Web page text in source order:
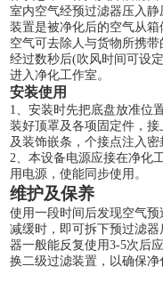
室内空气经预过滤器压入
装置是被净化后的空气从
空气可去除人与货物所携
经过数秒后(吹风时间可设
进入净化工作室。
安装使用
1、安装时先把底盘放准位
装好顶罩及各项固定件，
及装饰嵌条，个接点注入密
2、本设备电源应接在净化
用电源，使能同步使用。
维护及保养
使用一段时间后发现空气
减缓时，即可拆下预过滤
器一般能反复使用3-5次后
换二级过滤装置，以确保净